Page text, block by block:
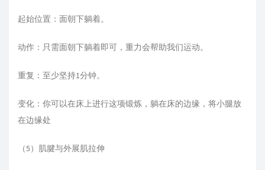
起始位置：面朝下躺着。
动作：只需面朝下躺着即可，重力会帮助我们运动。
重复：至少坚持1分钟。
变化：你可以在床上进行这项锻炼，躺在床的边缘，将小腿放
在边缘处
（5）肌腱与外展肌拉伸